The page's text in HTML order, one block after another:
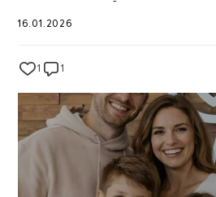
16.01.2026
размещении до 6 человек скидки до 20% при
бронировании нескольких таунхаусов: 2 таунхауса
поздний выезд до 15:00 Идеально для дней рождения,
отдыха в горах ️ ️ Количество таунхаусов по акции
ограничено. Успейте
вместе так отдых становится по-настоящему
запоминающимся.
1 1